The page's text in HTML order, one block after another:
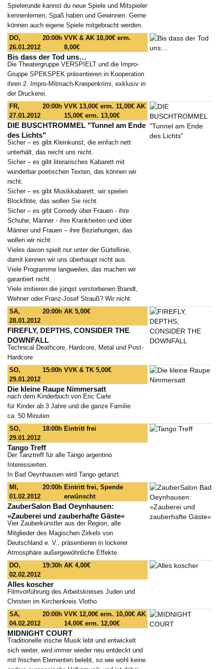
Spielerunde kannst du neue Spiele und Mitspieler
kennenlernen, Spaß haben und Gewinnen. Gerne
können auch eigene Spiele mitgebracht werden.
DO,
26.01.2012
20:00h VVK & AK 10,00€ erm.
8,00€
Bis dass der Tod uns…
Die Theatergruppe VERSPIELT und die Impro-
Gruppe SPEKSPEK präsentieren in Kooperation
ihren 2. Impro-Mitmach-Kneipenkrimi, exklusiv in
der Druckerei.
FR,
27.01.2012
20:00h VVK 13,00€ erm. 11,00€ AK
15,00€ erm. 13,00€
DIE BUSCHTROMMEL "Tunnel am Ende
des Lichts"
Sicher – es gibt Kleinkunst, die einfach nett
unterhält, das reicht uns nicht.
Sicher – es gibt literarisches Kabarett mit
wunderbar poetischen Texten, das können wir
nicht.
Sicher – es gibt Musikkabarett, wir spielen
Blockflöte, das wollen Sie nicht.
Sicher – es gibt Comedy über Frauen - ihre
Schuhe; Männer - ihre Krankheiten und über
Männer und Frauen – ihre Beziehungen, das
wollen wir nicht.
Vieles davon spielt nur unter der Gürtellinie,
damit kennen wir uns überhaupt nicht aus.
Viele Programme langweilen, das machen wir
garantiert nicht.
Viele imitieren die jüngst verstorbenen Brandt,
Wehner oder Franz-Josef Strauß? Wir nicht.
SA,
28.01.2012
20:00h AK 5,00€
FIREFLY, DEPTHS, CONSIDER THE
DOWNFALL
Technical Deathcore, Hardcore, Metal und Post-
Hardcore
SO,
29.01.2012
15:00h VVK & TK 5,00€
Die kleine Raupe Nimmersatt
nach dem Kinderbuch von Eric Carle
für Kinder ab 3 Jahre und die ganze Familie
ca. 50 Minuten
SO,
29.01.2012
18:00h Eintritt frei
Tango Treff
Der Tanztreff für alle Tango argentino
Interessierten.
In Bad Oeynhausen wird Tango getanzt.
MI,
01.02.2012
20:00h Eintritt frei, Spende
erwünscht
ZauberSalon Bad Oeynhausen:
»Zauberei und zauberhafte Gäste«
Vier Zauberkünstler aus der Region, alle
Mitglieder des Magischen Zirkels von
Deutschland e. V., präsentieren in lockerer
Atmosphäre außergewöhnliche Effekte.
DO,
02.02.2012
19:30h AK 4,00€
Alles koscher
Filmvorführung des Arbeitskreises Juden und
Christen im Kirchenkreis Vlotho
SA,
04.02.2012
20:00h VVK 12,00€ erm. 10,00€ AK
14,00€ erm. 12,00€
MIDNIGHT COURT
Traditionelle irische Musik lebt und entwickelt
sich weiter, wird immer wieder neu entdeckt und
mit frischen Elementen belebt, so wie wohl keine